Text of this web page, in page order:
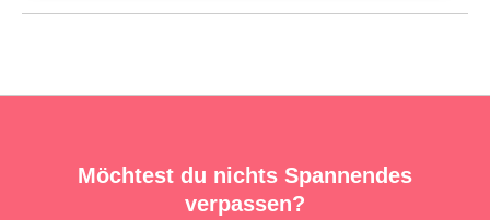
Möchtest du nichts Spannendes
verpassen?